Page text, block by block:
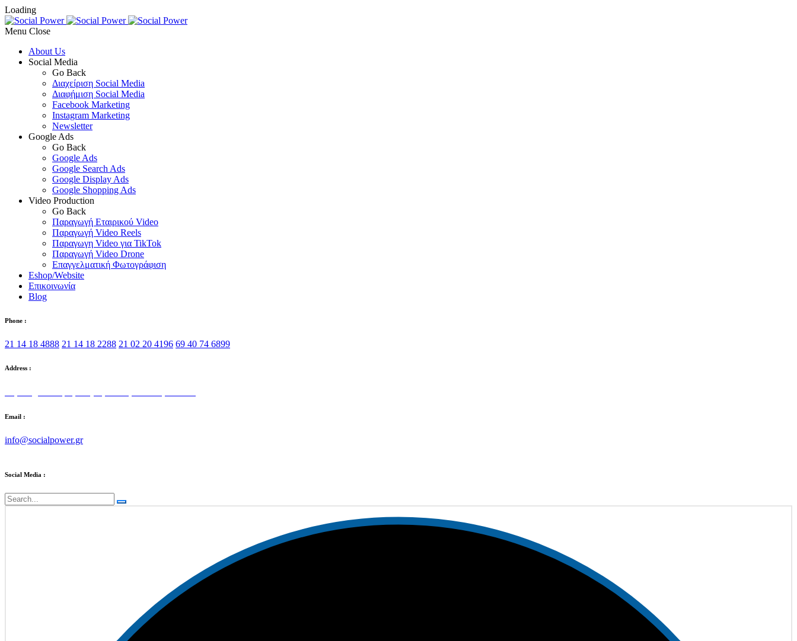
Loading
Menu
About Us
Social Media
Go Back
Διαχείριση Social Media
Διαφήμιση Social Media
Facebook Marketing
Instagram Marketing
Newsletter
Google Ads
Go Back
Google Ads
Google Search Ads
Google Display Ads
Google Shopping Ads
Video Production
Go Back
Παραγωγή Εταιρικού Video
Παραγωγή Video Reels
Παραγωγη Video για TikTok
Παραγωγή Video Drone
Επαγγελματική Φωτογράφιση
Eshop/Website
Επικοινωνία
Blog
Phone :
21 14 18 4888 21 14 18 2288 21 02 20 4196 69 40 74 6899
Address :
Email :
info@socialpower.gr
Social Media :